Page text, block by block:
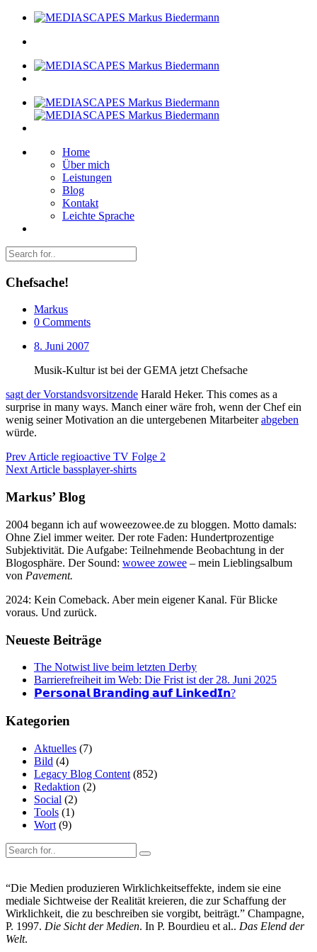
Home
Über mich
Leistungen
Blog
Kontakt
Leichte Sprache
Chefsache!
Markus
0 Comments
8. Juni 2007
Musik-Kultur ist bei der GEMA jetzt Chefsache
sagt der Vorstandsvorsitzende Harald Heker. This comes as a
surprise in many ways. Manch einer wäre froh, wenn der Chef ein
wenig seiner Motivation an die untergebenen Mitarbeiterabgeben
würde.
Prev Article regioactive TV Folge 2
Next Article bassplayer-shirts
Markus’ Blog
2004 begann ich auf woweezowee.de zu bloggen. Motto damals:
Ohne Ziel immer weiter. Der rote Faden: Hundertprozentige
Subjektivität. Die Aufgabe: Teilnehmende Beobachtung in der
Blogosphäre. Der Sound: wowee zowee – mein Lieblingsalbum
von Pavement.
2024: Kein Comeback. Aber mein eigener Kanal. Für Blicke
voraus. Und zurück.
Neueste Beiträge
The Notwist live beim letzten Derby
Barrierefreiheit im Web: Die Frist ist der 28. Juni 2025
𝗣𝗲𝗿𝘀𝗼𝗻𝗮𝗹 𝗕𝗿𝗮𝗻𝗱𝗶𝗻𝗴 𝗮𝘂𝗳 𝗟𝗶𝗻𝗸𝗲𝗱𝗜𝗻?
Kategorien
Aktuelles (7)
Bild (4)
Legacy Blog Content (852)
Redaktion (2)
Social (2)
Tools (1)
Wort (9)
“Die Medien produzieren Wirklichkeitseffekte, indem sie eine
mediale Sichtweise der Realität kreieren, die zur Schaffung der
Wirklichkeit, die zu beschreiben sie vorgibt, beiträgt.” Champagne,
P. 1997. Die Sicht der Medien. In P. Bourdieu et al.. Das Elend der
Welt.